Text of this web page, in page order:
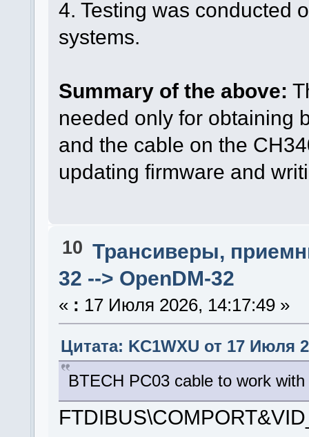
4. Testing was conducted
systems.
Summary of the above:
needed only for obtaining
and the cable on the
updating firmware and
10 Трансиверы,
32 --> OpenDM-32
« : 17 Июля 2026, 14:17:49 »
Цитата: KC1WXU от 17 Июля
BTECH PC03 cable to work